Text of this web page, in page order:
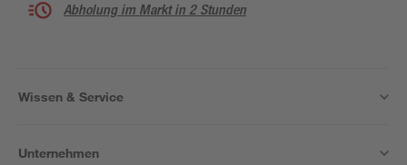
Abholung im Markt in 2 Stunden
Wissen & Service
Unternehmen